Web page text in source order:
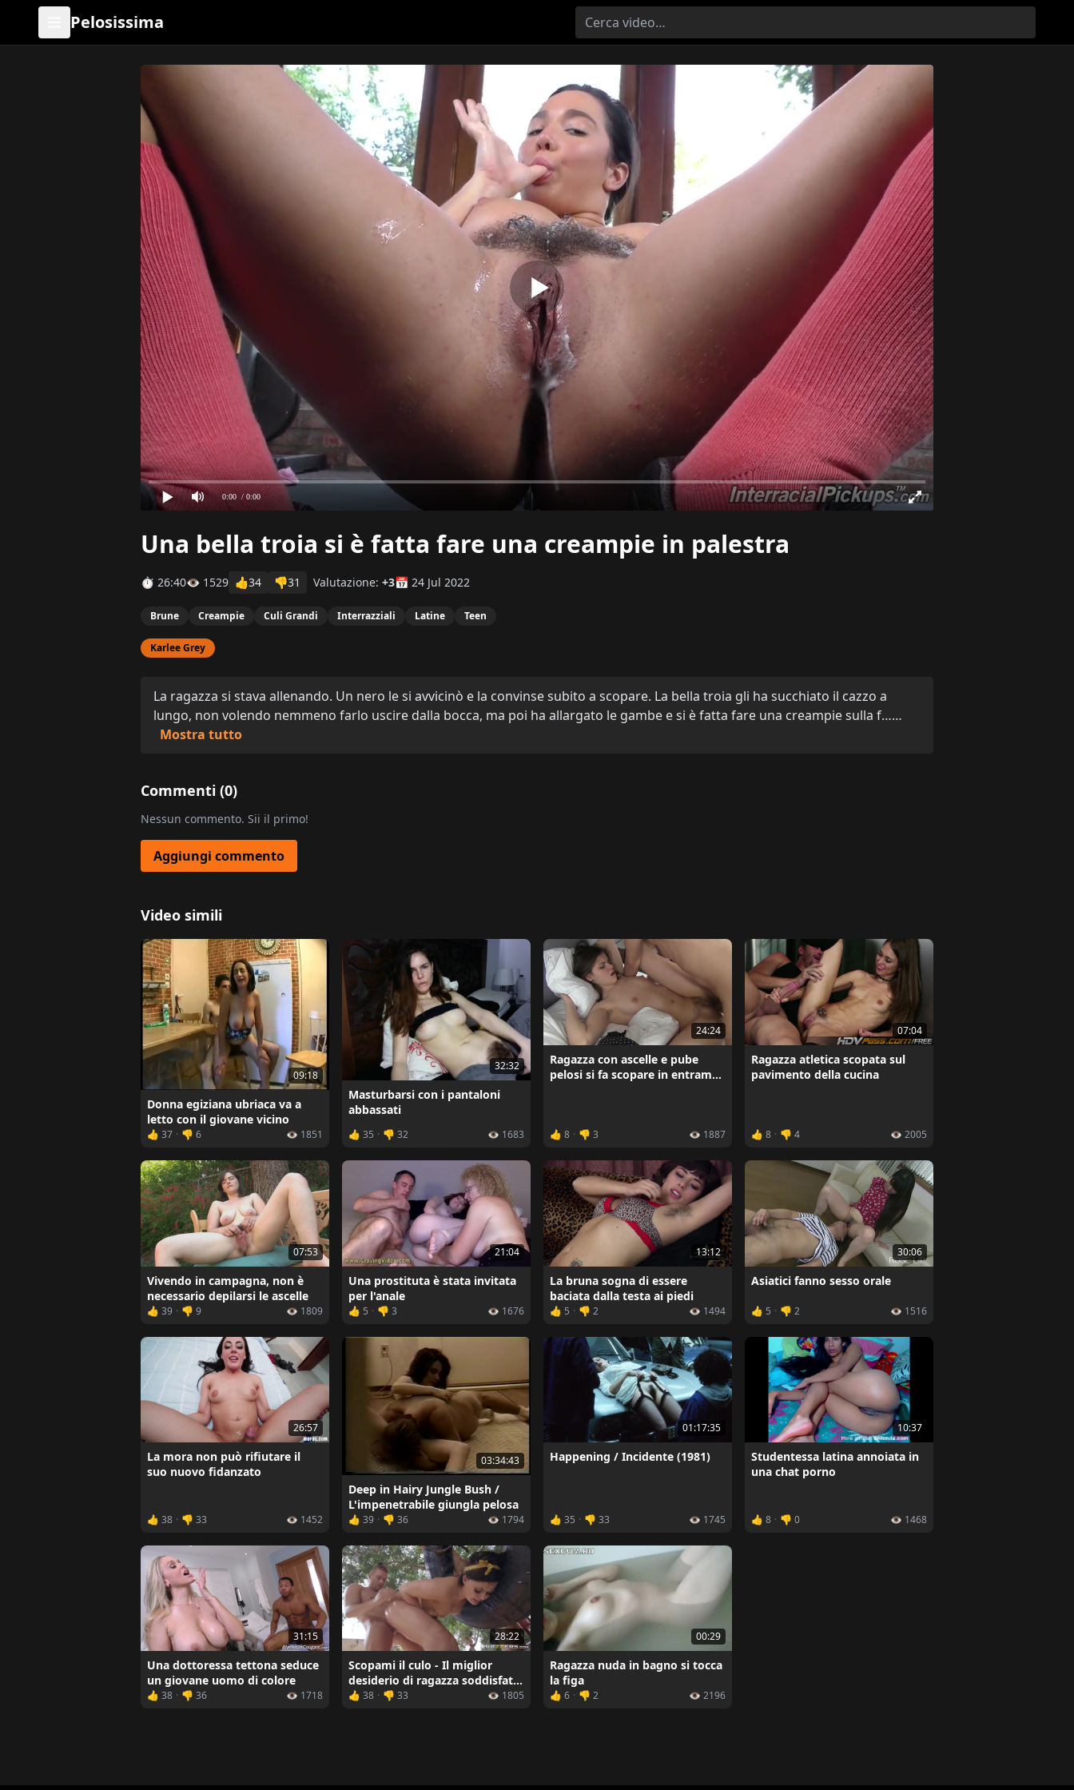
Pelosissima
0:00 / 0:00
Una bella troia si è fatta fare una creampie in palestra
⏱ 26:40👁 1529 👍34 👎31 Valutazione: +3📅 24 Jul 2022
Brune Creampie Culi Grandi Interrazziali Latine Teen
Karlee Grey
La ragazza si stava allenando. Un nero le si avvicinò e la convinse subito a scopare. La bella troia gli ha succhiato il cazzo a
lungo, non volendo nemmeno farlo uscire dalla bocca, ma poi ha allargato le gambe e si è fatta fare una creampie sulla f……
Mostra tutto
Commenti (0)
Nessun commento. Sii il primo!
Aggiungi commento
Video simili
09:18
Donna egiziana ubriaca va a
letto con il giovane vicino
👍 37 · 👎 6 👁️ 1851
32:32
Masturbarsi con i pantaloni
abbassati
👍 35 · 👎 32 👁️ 1683
24:24
Ragazza con ascelle e pube
pelosi si fa scopare in entrambi
👍 8 · 👎 3 👁️ 1887
07:04
Ragazza atletica scopata sul
pavimento della cucina
👍 8 · 👎 4 👁️ 2005
07:53
Vivendo in campagna, non è
necessario depilarsi le ascelle
👍 39 · 👎 9 👁️ 1809
21:04
Una prostituta è stata invitata
per l'anale
👍 5 · 👎 3 👁️ 1676
13:12
La bruna sogna di essere
baciata dalla testa ai piedi
👍 5 · 👎 2 👁️ 1494
30:06
Asiatici fanno sesso orale
👍 5 · 👎 2 👁️ 1516
26:57
La mora non può rifiutare il
suo nuovo fidanzato
👍 38 · 👎 33 👁️ 1452
03:34:43
Deep in Hairy Jungle Bush /
L'impenetrabile giungla pelosa
👍 39 · 👎 36 👁️ 1794
01:17:35
Happening / Incidente (1981)
👍 35 · 👎 33 👁️ 1745
10:37
Studentessa latina annoiata in
una chat porno
👍 8 · 👎 0 👁️ 1468
31:15
Una dottoressa tettona seduce
un giovane uomo di colore
👍 38 · 👎 36 👁️ 1718
28:22
Scopami il culo - Il miglior
desiderio di ragazza soddisfatta
da un ragazzo
👍 38 · 👎 33 👁️ 1805
00:29
Ragazza nuda in bagno si tocca
la figa
👍 6 · 👎 2 👁️ 2196